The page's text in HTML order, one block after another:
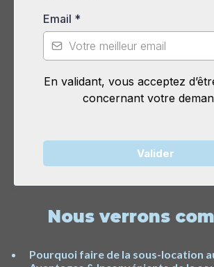
Email *
En validant, vous acceptez
concernant votre
Valider
Nous verrons
Pourquoi faire de la sous-location